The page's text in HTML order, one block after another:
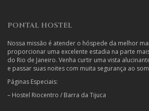
PONTAL HOSTEL
Nossa missão é atender o hóspede da melhor
proporcionar uma excelente estadia na parte
do Rio de Janeiro. Venha curtir uma vista
e passar suas noites com muita segurança ao
Páginas Especiais:
– Hostel Riocentro / Barra da Tijuca